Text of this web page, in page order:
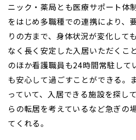
ニック・薬局とも医療サポート体
をはじめ多職種での連携により、
りの方まで、身体状況が変化して
なく長く安定した入居いただくこ
のほか看護職員も24時間常駐して
も安心して過ごすことができる。
っていて、入居できる施設を探し
らの転居を考えているなど急ぎの
てくれる。